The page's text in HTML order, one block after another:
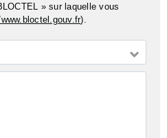
» sur laquelle vous
).